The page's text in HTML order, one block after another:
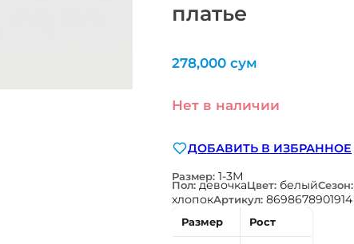
платье
278,000 сум
Нет в наличии
ДОБАВИТЬ В ИЗБРАННОЕ
Размер: 1-3М
Пол:девочкаЦвет: белыйСезон:
хлопокАртикул: 8698678901914
Размер Рост